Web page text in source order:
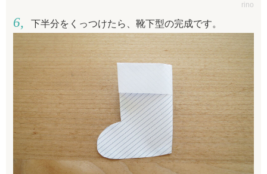
rino
下半分をくっつけたら、靴下型の完成です。